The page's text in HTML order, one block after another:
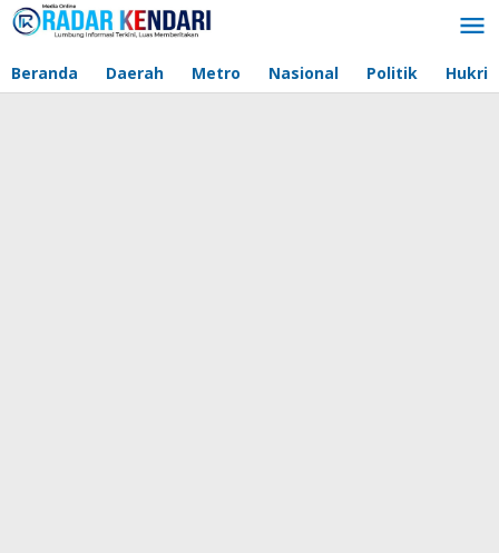
Lewati
ke
Beranda Daerah Metro Nasional Politik